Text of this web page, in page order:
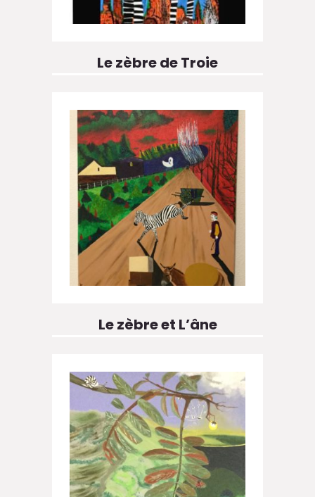
Le zèbre de Troie
Le zèbre et L’âne